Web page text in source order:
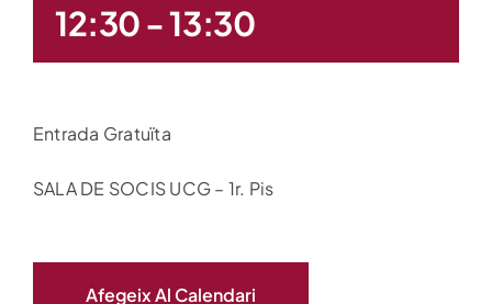
12:30-13:30
Entrada Gratuïta
SALA DE SOCIS UCG – 1r. Pis
Afegeix Al Calendari